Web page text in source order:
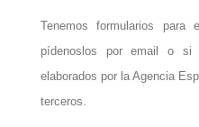
Tenemos formularios para
pídenoslos por email o si
elaborados por la Agencia
terceros.